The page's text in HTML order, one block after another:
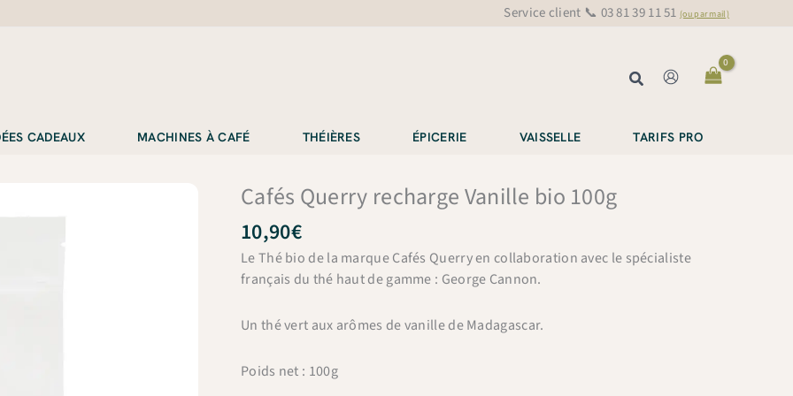
Service client 📞 03 81 39 11 51 (ou par mail)
Rechercher
CADEAUX MACHINES À CAFÉ THÉIÈRES ÉPICERIE VAISSELLE TARIFS PRO
Cafés Querry recharge Vanille bio 100g
10,90€
Le Thé bio de la marque Cafés Querry en collaboration avec le spécialiste
français du thé haut de gamme : George Cannon.
Un thé vert aux arômes de vanille de Madagascar.
Poids net : 100g